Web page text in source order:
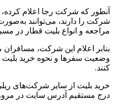
آنطور که شرکت رجا اعلام
مراجعه و انواع بلیت قطار در
بنابر اعلام این شرکت، مسافران
کنند.
خرید بلیت از سایر شرکت‌های
درج مستقیم آدرس سایت در